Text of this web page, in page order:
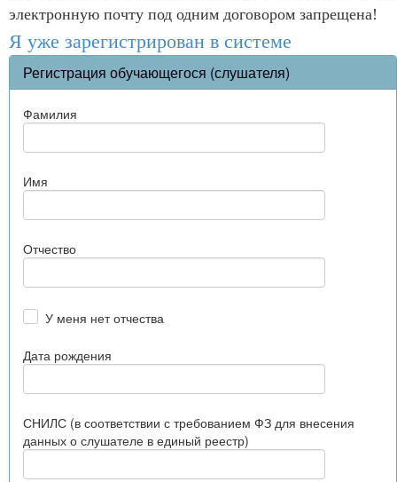
электронную почту под одним договором запрещена!
Я уже зарегистрирован в системе
Регистрация обучающегося (слушателя)
Фамилия
Имя
Отчество
У меня нет отчества
Дата рождения
СНИЛС (в соответствии с требованием ФЗ для внесения
данных о слушателе в единый реестр)